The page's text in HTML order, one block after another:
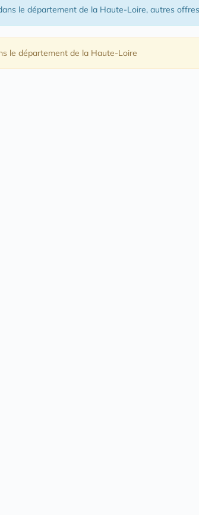
le département de la Haute-Loire, autres
le département de la Haute-Loire